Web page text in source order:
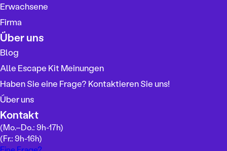
e
a
u
w
ä
h
l
e
n
Erwachsene
Firma
Über uns
Blog
Alle Escape Kit Meinungen
Haben Sie eine Frage? Kontaktieren Sie uns!
Über uns
Kontakt
(Mo.–Do.: 9h-17h)
(Fr.: 9h-16h)